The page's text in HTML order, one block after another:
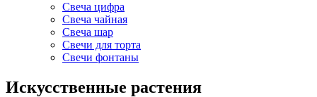
Свеча цифра
Свеча чайная
Свеча шар
Свечи для торта
Свечи фонтаны
Искусственные растения